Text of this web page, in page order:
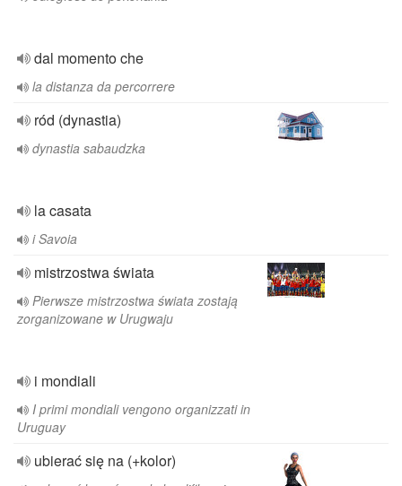
dal momento che
la distanza da percorrere
ród (dynastia)
dynastia sabaudzka
la casata
i Savoia
mistrzostwa świata
Pierwsze mistrzostwa świata zostają
zorganizowane w Urugwaju
i mondiali
I primi mondiali vengono organizzati in
Uruguay
ubierać się na (+kolor)